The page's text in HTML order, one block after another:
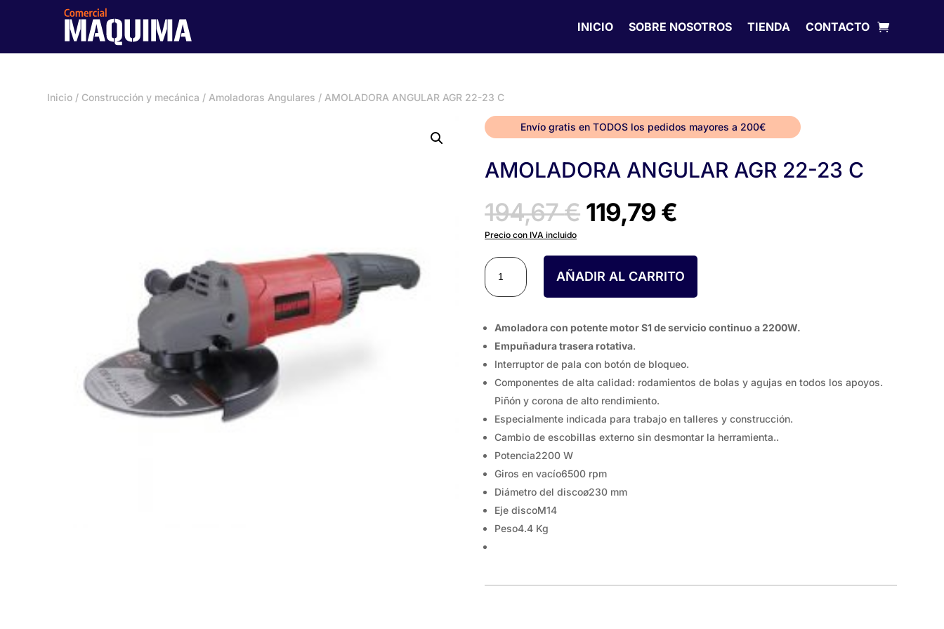
INICIO SOBRE NOSOTROS TIENDA CONTACTO
Inicio / Construcción y mecánica / Amoladoras Angulares / AMOLADORA ANGULAR AGR 22-23 C
Envío gratis en TODOS los pedidos mayores a 200€
AMOLADORA ANGULAR AGR 22-23 C
194,67€ El
original
era:
194,67 €.
119,79€
actual
es:
119,79 €.
Precio con IVA incluido
AMOLADORA
ANGULAR
AGR
23
C
cantidad
AÑADIR AL CARRITO
Amoladora con potente motor S1 de servicio continuo a 2200W.
Empuñadura trasera rotativa.
Interruptor de pala con botón de bloqueo.
Componentes de alta calidad: rodamientos de bolas y agujas en todos los apoyos.
Piñón y corona de alto rendimiento.
Especialmente indicada para trabajo en talleres y construcción.
Cambio de escobillas externo sin desmontar la herramienta..
Potencia2200 W
Giros en vacío6500 rpm
Diámetro del discoø230 mm
Eje discoM14
Peso4.4 Kg